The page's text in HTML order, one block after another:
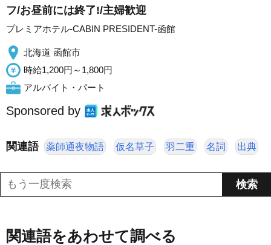
フ/お昼前には終了!/主婦歓迎
プレミアホテル-CABIN PRESIDENT-函館
北海道 函館市
時給1,200円～1,800円
アルバイト・パート
Sponsored by
関連語 薬師通夜物語 仮名草子 羽二重 名詞 出典
関連語をあわせて調べる